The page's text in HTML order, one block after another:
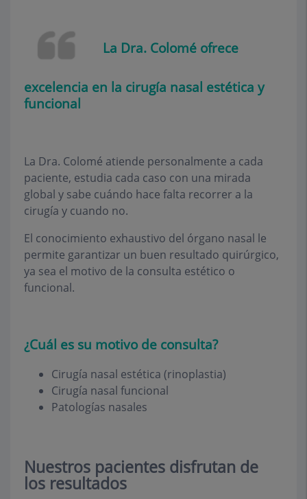
La Dra. Colomé ofrece
excelencia en la cirugía nasal estética y
funcional
La Dra. Colomé atiende personalmente a cada
paciente, estudia cada caso con una mirada
global y sabe cuándo hace falta recorrer a la
cirugía y cuando no.
El conocimiento exhaustivo del órgano nasal le
permite garantizar un buen resultado quirúrgico,
ya sea el motivo de la consulta estético o
funcional.
¿Cuál es su motivo de consulta?
Cirugía nasal estética (rinoplastia)
Cirugía nasal funcional
Patologías nasales
Nuestros pacientes disfrutan de
los resultados